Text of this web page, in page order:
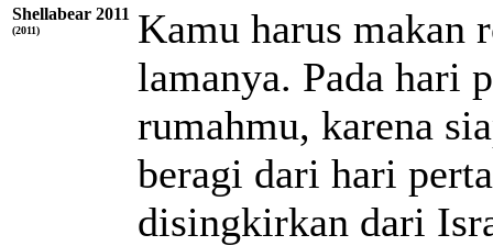
Shellabear 2011
(2011)
Kamu harus makan
lamanya. Pada hari
rumahmu, karena
beragi dari hari
disingkirkan dari